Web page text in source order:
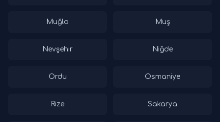
Muğla Muş
Nevşehir Niğde
Ordu Osmaniye
Rize Sakarya